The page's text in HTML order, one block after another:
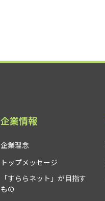
企業情報
企業理念
トップメッセージ
「すららネット」が目指す
もの